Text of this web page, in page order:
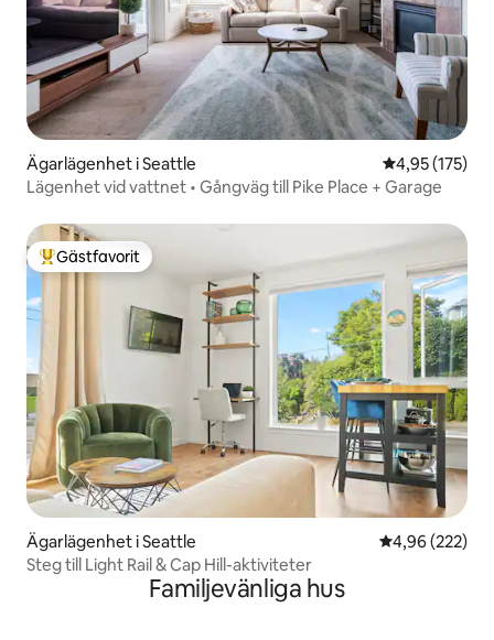
Ägarlägenhet i Seattle 4,95 av 5 i
4,95 (175)
Lägenhet vid vattnet • Gångväg till Pike Place + Garage
Populär gästfavorit
Gästfavorit
Ägarlägenhet i Seattle 4,96 av 5 i
4,96 (222)
Steg till Light Rail & Cap Hill-aktiviteter
Familjevänliga hus